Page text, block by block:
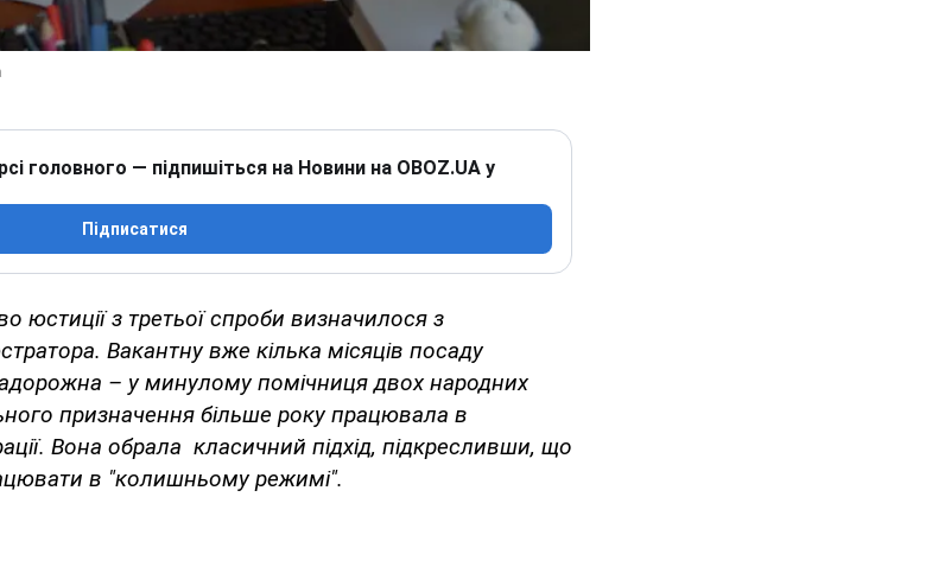
головного — підпишіться на Новини на OBOZ.UA у
Підписатися
юстиції з третьої спроби визначилося з
Вакантну вже кілька місяців посаду
– у минулому помічниця двох народних
призначення більше року працювала в
Вона обрала класичний підхід, підкресливши, що
в "колишньому режимі".